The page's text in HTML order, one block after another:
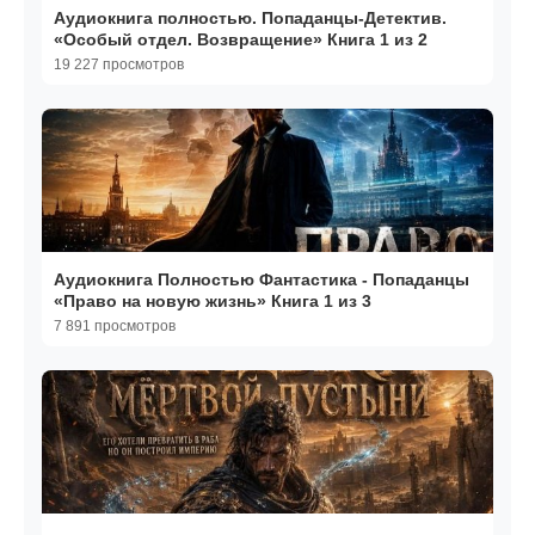
Аудиокнига полностью. Попаданцы-Детектив.
«Особый отдел. Возвращение» Книга 1 из 2
19 227 просмотров
Аудиокнига Полностью Фантастика - Попаданцы
«Право на новую жизнь» Книга 1 из 3
7 891 просмотров